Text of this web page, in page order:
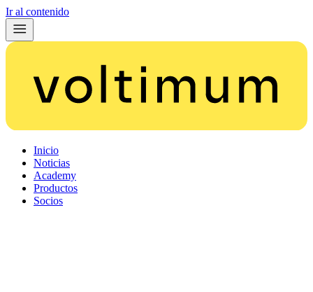
Ir al contenido
Inicio
Noticias
Academy
Productos
Socios